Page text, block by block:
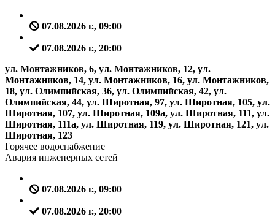
07.08.2026 г., 09:00
07.08.2026 г., 20:00
ул. Монтажников, 6, ул. Монтажников, 12, ул.
Монтажников, 14, ул. Монтажников, 16, ул. Монтажников,
18, ул. Олимпийская, 36, ул. Олимпийская, 42, ул.
Олимпийская, 44, ул. Широтная, 97, ул. Широтная, 105, ул.
Широтная, 107, ул. Широтная, 109а, ул. Широтная, 111, ул.
Широтная, 111а, ул. Широтная, 119, ул. Широтная, 121, ул.
Широтная, 123
Горячее водоснабжение
Авария инженерных сетей
07.08.2026 г., 09:00
07.08.2026 г., 20:00